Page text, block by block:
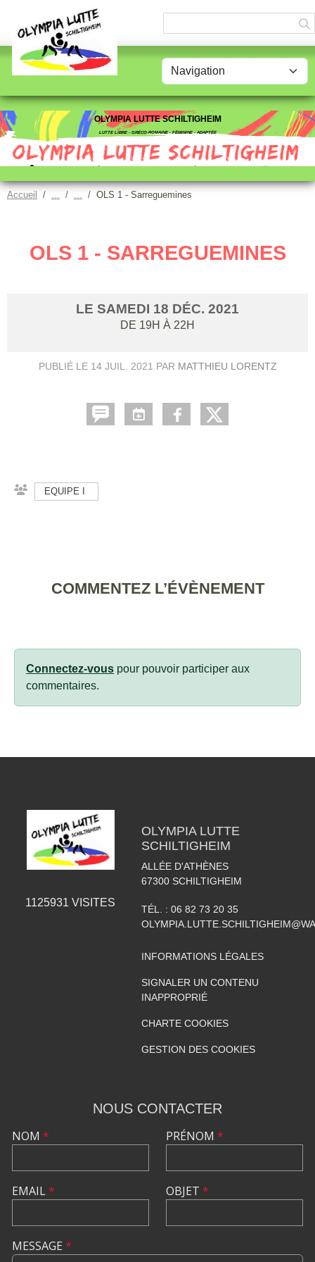
OLYMPIA LUTTE SCHILTIGHEIM
LUTTE LIBRE - GRÉCO-ROMAINE - FÉMININE - ADAPTÉE
Accueil OLS 1 - Sarreguemines
OLS 1 - SARREGUEMINES
LE SAMEDI 18 DÉC. 2021
DE 19H À 22H
PUBLIÉ LE 14 JUIL. 2021 PAR MATTHIEU LORENTZ
EQUIPE I
COMMENTEZ L’ÉVÈNEMENT
Connectez-vous pour pouvoir participer aux
commentaires.
1125931 VISITES
OLYMPIA LUTTE
SCHILTIGHEIM
ALLÉE D'ATHÈNES
67300 SCHILTIGHEIM
TÉL. : 06 82 73 20 35
INFORMATIONS LÉGALES
SIGNALER UN CONTENU
INAPPROPRIÉ
CHARTE COOKIES
GESTION DES COOKIES
NOUS CONTACTER
NOM *
EMAIL*
PRÉNOM *
OBJET *
MESSAGE *
Panneau de gestion des cookies